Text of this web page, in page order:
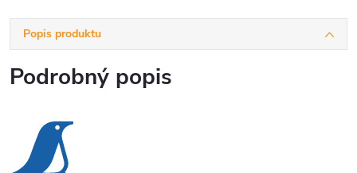
Popis produktu
Podrobný popis